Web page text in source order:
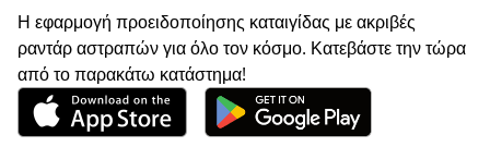
Η εφαρμογή προειδοποίησης καταιγίδας με ακριβές
ραντάρ αστραπών για όλο τον κόσμο. Κατεβάστε την τώρα
από το παρακάτω κατάστημα!